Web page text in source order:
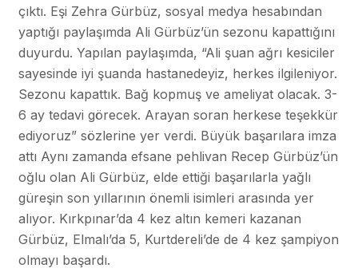
çıktı. Eşi Zehra Gürbüz, sosyal medya hesabından
yaptığı paylaşımda Ali Gürbüz’ün sezonu kapattığını
duyurdu. Yapılan paylaşımda, “Ali şuan ağrı kesiciler
sayesinde iyi şuanda hastanedeyiz, herkes ilgileniyor.
Sezonu kapattık. Bağ kopmuş ve ameliyat olacak. 3-
6 ay tedavi görecek. Arayan soran herkese teşekkür
ediyoruz” sözlerine yer verdi. Büyük başarılara imza
attı Aynı zamanda efsane pehlivan Recep Gürbüz’ün
oğlu olan Ali Gürbüz, elde ettiği başarılarla yağlı
güreşin son yıllarının önemli isimleri arasında yer
alıyor. Kırkpınar’da 4 kez altın kemeri kazanan
Gürbüz, Elmalı’da 5, Kurtdereli’de de 4 kez şampiyon
olmayı başardı.